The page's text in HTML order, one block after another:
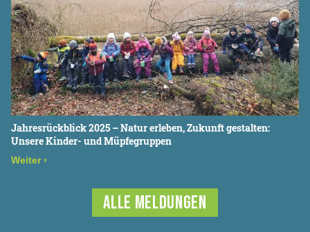
Jahresrückblick 2025 – Natur erleben, Zukunft gestalten:
Unsere Kinder- und Müpfegruppen
Weiter ›
ALLE MELDUNGEN